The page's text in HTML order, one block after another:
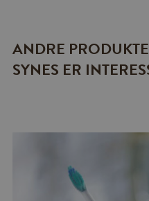
ANDRE
SYNES ER